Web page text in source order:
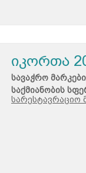
იკორთა
სავაჭრო
საქმიანობის
სარესტავრაციო